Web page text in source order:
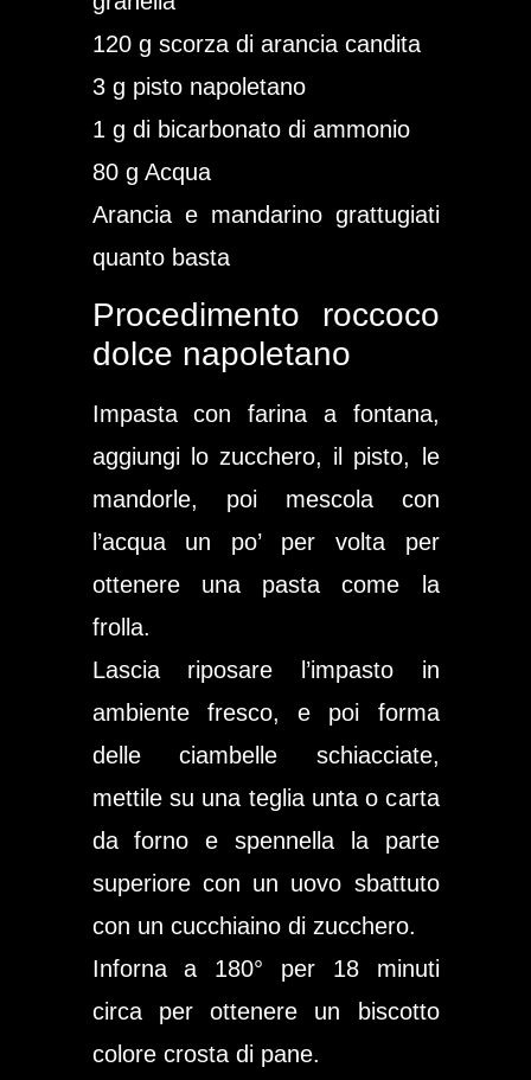
120 g scorza di arancia candita
3 g pisto napoletano
1 g di bicarbonato di ammonio
80 g Acqua
Arancia e mandarino grattugiati
quanto basta
Procedimento roccoco
dolce napoletano
Impasta con farina a fontana,
aggiungi lo zucchero, il pisto, le
mandorle, poi mescola con
l’acqua un po’ per volta per
ottenere una pasta come la
frolla.
Lascia riposare l’impasto in
ambiente fresco, e poi forma
delle ciambelle schiacciate,
mettile su una teglia unta o carta
da forno e spennella la parte
superiore con un uovo sbattuto
con un cucchiaino di zucchero.
Inforna a 180° per 18 minuti
circa per ottenere un biscotto
colore crosta di pane.